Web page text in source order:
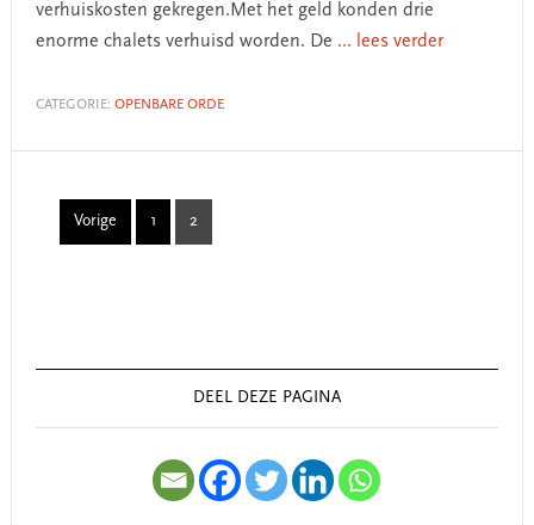
verhuiskosten gekregen.Met het geld konden drie
enorme chalets verhuisd worden. De ... lees verder
CATEGORIE: OPENBARE ORDE
Vorige Page
1 2
Sidebar
DEEL DEZE PAGINA